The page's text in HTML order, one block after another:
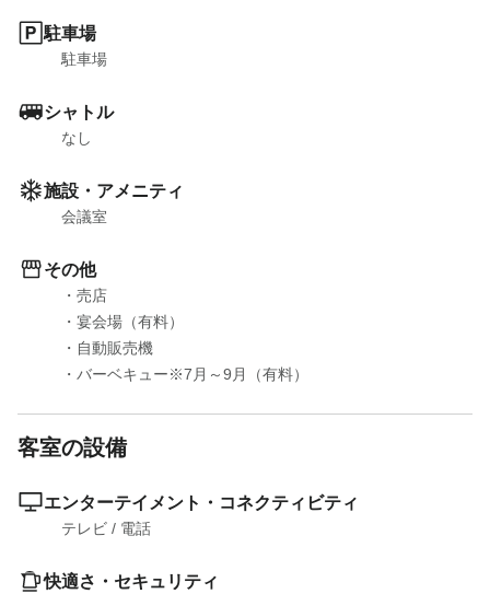
駐車場
駐車場
シャトル
なし
施設・アメニティ
会議室
その他
・売店
・宴会場（有料）
・自動販売機
・バーベキュー※7月～9月（有料）
客室の設備
エンターテイメント・コネクティビティ
テレビ / 電話
快適さ・セキュリティ